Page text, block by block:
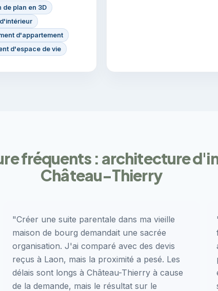
de plan en 3D
d'appartement
d'espace de vie
fréquents : architecture
Château-Thierry
"Créer une suite parentale dans ma vieille
maison de bourg demandait une sacrée
organisation. J'ai comparé avec des devis
reçus à Laon, mais la proximité a pesé. Les
délais sont longs à Château-Thierry à cause
de la demande, mais le résultat sur le